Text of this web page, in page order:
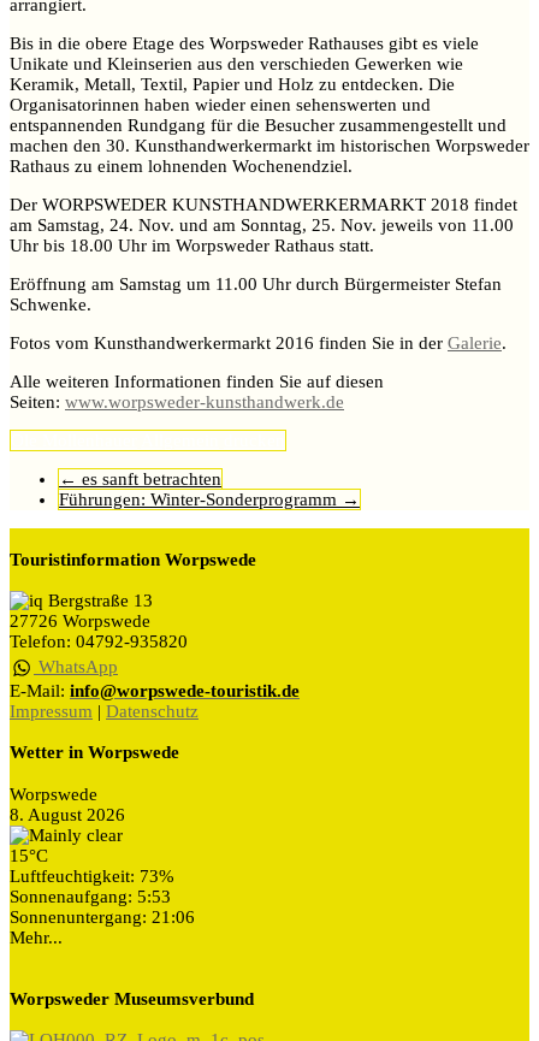
arrangiert.
Bis in die obere Etage des Worpsweder Rathauses gibt es viele
Unikate und Kleinserien aus den verschieden Gewerken wie
Keramik, Metall, Textil, Papier und Holz zu entdecken. Die
Organisatorinnen haben wieder einen sehenswerten und
entspannenden Rundgang für die Besucher zusammengestellt und
machen den 30. Kunsthandwerkermarkt im historischen Worpsweder
Rathaus zu einem lohnenden Wochenendziel.
Der WORPSWEDER KUNSTHANDWERKERMARKT 2018 findet
am Samstag, 24. Nov. und am Sonntag, 25. Nov. jeweils von 11.00
Uhr bis 18.00 Uhr im Worpsweder Rathaus statt.
Eröffnung am Samstag um 11.00 Uhr durch Bürgermeister Stefan
Schwenke.
Fotos vom Kunsthandwerkermarkt 2016 finden Sie in der Galerie.
Alle weiteren Informationen finden Sie auf diesen
Seiten: www.worpsweder-kunsthandwerk.de
← es sanft betrachten
Führungen: Winter-Sonderprogramm →
Touristinformation Worpswede
Bergstraße 13
27726 Worpswede
Telefon: 04792-935820
WhatsApp
E-Mail: info@worpswede-touristik.de
Impressum | Datenschutz
Wetter in Worpswede
Worpswede
8. August 2026
15°C
Luftfeuchtigkeit: 73%
Sonnenaufgang: 5:53
Sonnenuntergang: 21:06
Mehr...
Worpsweder Museumsverbund